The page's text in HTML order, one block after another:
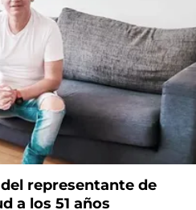
representante de
a los 51 años